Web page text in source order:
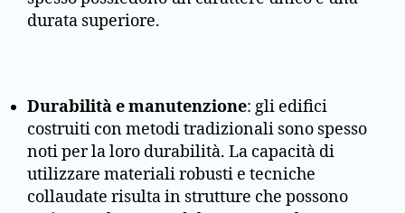
durata superiore.
Durabilità e manutenzione: gli edifici
costruiti con metodi tradizionali sono spesso
noti per la loro durabilità. La capacità di
utilizzare materiali robusti e tecniche
collaudate risulta in strutture che possono